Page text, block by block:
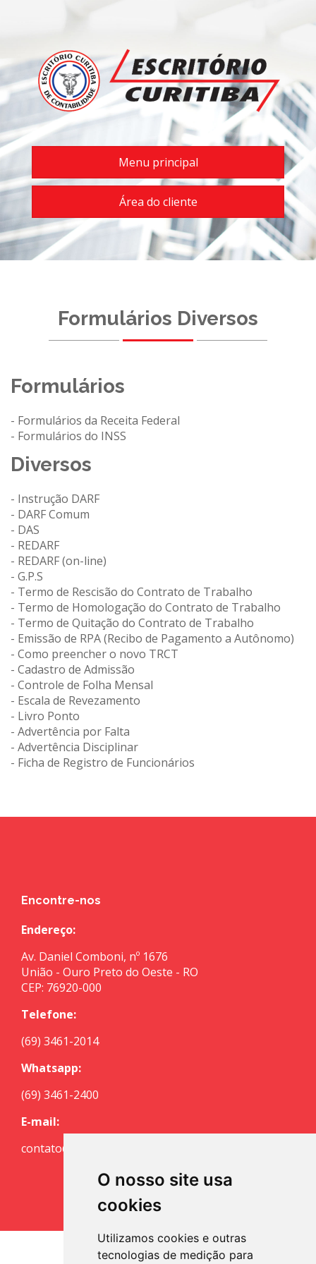
O nosso site usa
cookies
Utilizamos cookies e outras
tecnologias de medição para
Menu principal
Área do cliente
Formulários Diversos
Formulários
- Formulários da Receita Federal
- Formulários do INSS
Diversos
- Instrução DARF
- DARF Comum
- DAS
- REDARF
- REDARF (on-line)
- G.P.S
- Termo de Rescisão do Contrato de Trabalho
- Termo de Homologação do Contrato de Trabalho
- Termo de Quitação do Contrato de Trabalho
- Emissão de RPA (Recibo de Pagamento a Autônomo)
- Como preencher o novo TRCT
- Cadastro de Admissão
- Controle de Folha Mensal
- Escala de Revezamento
- Livro Ponto
- Advertência por Falta
- Advertência Disciplinar
- Ficha de Registro de Funcionários
Encontre-nos
Endereço:
Av. Daniel Comboni, nº 1676
União - Ouro Preto do Oeste - RO
CEP: 76920-000
Telefone:
(69) 3461-2014
Whatsapp:
(69) 3461-2400
E-mail:
contato@escritoriocuritiba.com.br